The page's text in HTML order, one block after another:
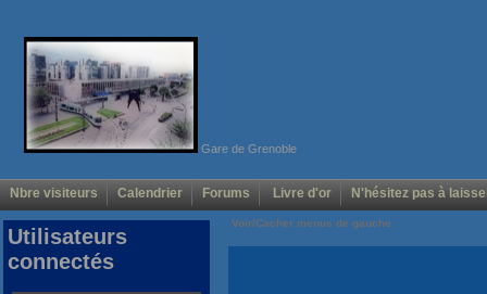
Gare de Grenoble
Nbre visiteurs Calendrier Forums Livre d'or N'hésitez pas à
Voir/Cacher menus de gauche
Utilisateurs
connectés